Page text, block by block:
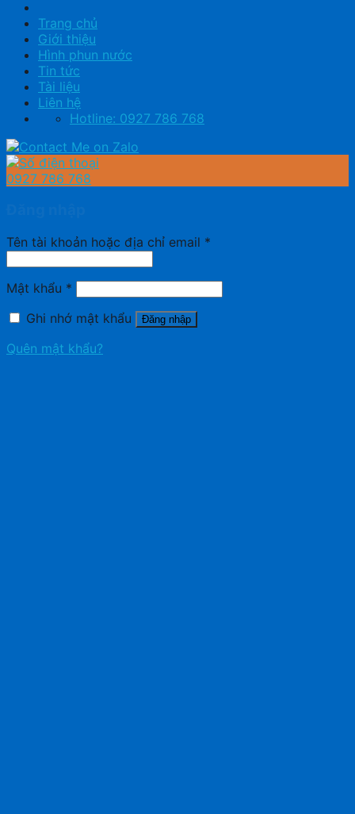
Trang chủ
Giới thiệu
Hình phun nước
Tin tức
Tài liệu
Liên hệ
Hotline: 0927 786 768
0927 786 768
Tên tài khoản hoặc địa chỉ email *
Mật khẩu *
Ghi nhớ mật khẩu
Đăng nhập
Quên mật khẩu?